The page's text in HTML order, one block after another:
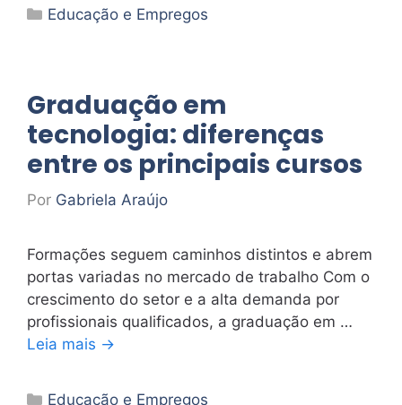
Categorias
Educação e Empregos
Graduação em
tecnologia: diferenças
entre os principais cursos
Por Gabriela Araújo
Formações seguem caminhos distintos e abrem
portas variadas no mercado de trabalho Com o
crescimento do setor e a alta demanda por
profissionais qualificados, a graduação em …
Leia mais →
Categorias
Educação e Empregos